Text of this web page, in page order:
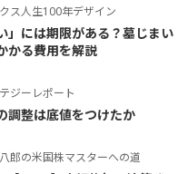
ス人生100年デザイン
」には期限がある？墓じまい
かる費用を解説
ジーレポート
調整は底値をつけたか
郎の米国株マスターへの道